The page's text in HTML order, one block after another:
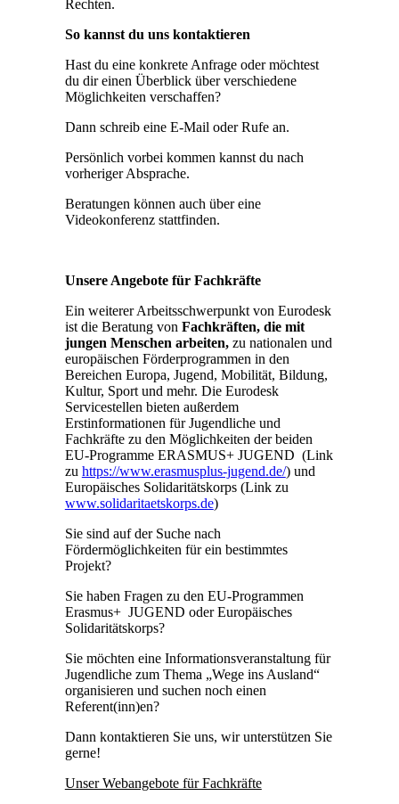
Rechten.
So kannst du uns kontaktieren
Hast du eine konkrete Anfrage oder möchtest
du dir einen Überblick über verschiedene
Möglichkeiten verschaffen?
Dann schreib eine E-Mail oder Rufe an.
Persönlich vorbei kommen kannst du nach
vorheriger Absprache.
Beratungen können auch über eine
Videokonferenz stattfinden.
Unsere Angebote für Fachkräfte
Ein weiterer Arbeitsschwerpunkt von Eurodesk
ist die Beratung von Fachkräften, die mit
jungen Menschen arbeiten, zu nationalen und
europäischen Förderprogrammen in den
Bereichen Europa, Jugend, Mobilität, Bildung,
Kultur, Sport und mehr. Die Eurodesk
Servicestellen bieten außerdem
Erstinformationen für Jugendliche und
Fachkräfte zu den Möglichkeiten der beiden
EU-Programme ERASMUS+ JUGEND (Link
zu https://www.erasmusplus-jugend.de/) und
Europäisches Solidaritätskorps (Link zu
www.solidaritaetskorps.de)
Sie sind auf der Suche nach
Fördermöglichkeiten für ein bestimmtes
Projekt?
Sie haben Fragen zu den EU-Programmen
Erasmus+ JUGEND oder Europäisches
Solidaritätskorps?
Sie möchten eine Informationsveranstaltung für
Jugendliche zum Thema „Wege ins Ausland“
organisieren und suchen noch einen
Referent(inn)en?
Dann kontaktieren Sie uns, wir unterstützen Sie
gerne!
Unser Webangebote für Fachkräfte